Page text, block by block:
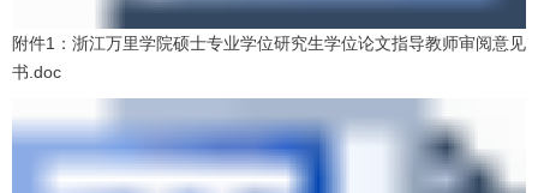
附件1：浙江万里学院硕士专业学位研究生学位论文指导教师审阅意见
书.doc